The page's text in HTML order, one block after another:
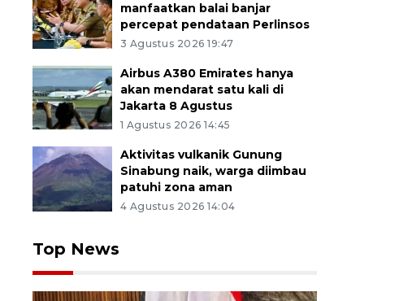
manfaatkan balai banjar
percepat pendataan Perlinsos
3 Agustus 2026 19:47
Airbus A380 Emirates hanya
akan mendarat satu kali di
Jakarta 8 Agustus
1 Agustus 2026 14:45
Aktivitas vulkanik Gunung
Sinabung naik, warga diimbau
patuhi zona aman
4 Agustus 2026 14:04
Top News